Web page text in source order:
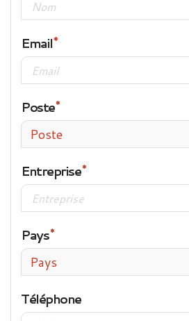
Email
Poste
Poste
Entreprise
Pays
Pays
Téléphone